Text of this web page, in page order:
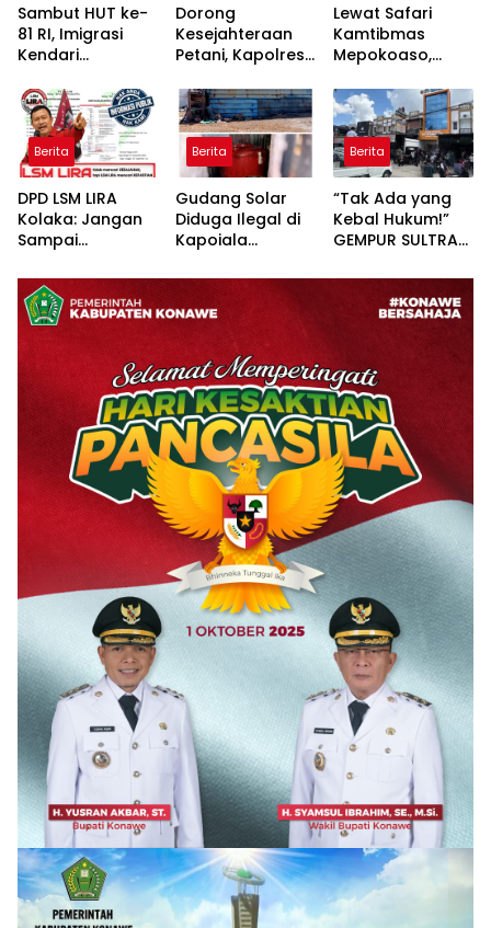
Sambut HUT ke-
81 RI, Imigrasi
Kendari
Bareng Pemkab
Konawe dan BPR
Bahteramas
Adakan Baksos
Dorong
Kesejahteraan
Petani, Kapolres
Langsung ke
Lahan Jagung
Desa Walay
Lewat Safari
Kamtibmas
Mepokoaso,
Serap Aspirasi
Masyarakat
Padangguni
Berita
DPD LSM LIRA
Kolaka: Jangan
Sampai
Publik Dibalas
Laporan,
Sementara
Substansi
Hukumnya Tidak
Pernah
Dijelaskan
Secara Terbuka
Berita
Gudang Solar
Diduga Ilegal di
Kapoiala
Dilaporkan ke
Lembaga Hukum
Berita
“Tak Ada yang
Kebal Hukum!”
GEMPUR SULTRA
Fajar S Tanawali
Tadisangka, Siap
Kuasai Lahan
Puuwatu